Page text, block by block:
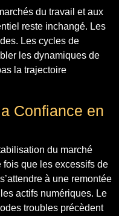
du travail et aux
reste inchangé. Les
Les cycles de
les dynamiques de
la trajectoire
Confiance en
du marché
fois que les excessifs de
à une remontée
actifs numériques. Le
troubles précèdent